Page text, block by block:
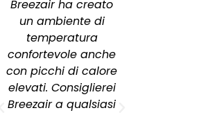
Breezair ha creato
un ambiente di
temperatura
confortevole anche
con picchi di calore
elevati. Consiglierei
Breezair a qualsiasi